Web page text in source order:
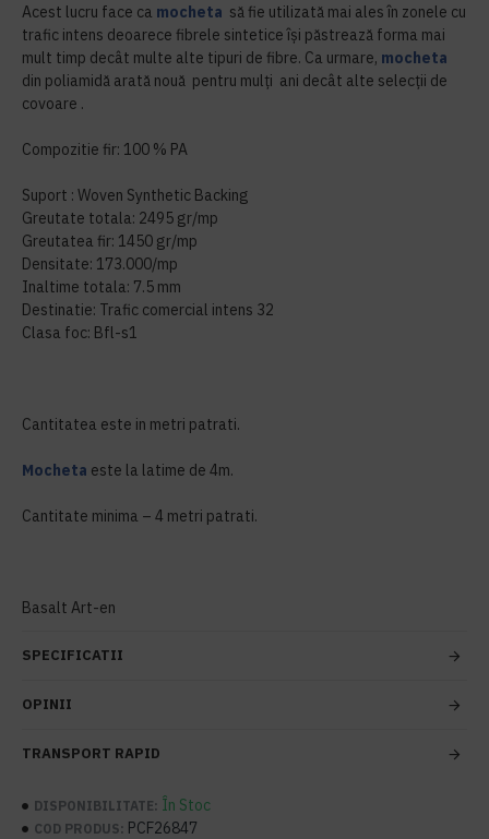
Acest lucru face ca mocheta să fie utilizată mai ales în zonele cu
trafic intens deoarece fibrele sintetice își păstrează forma mai
mult timp decât multe alte tipuri de fibre. Ca urmare, mocheta
din poliamidă arată nouă pentru mulți ani decât alte selecții de
covoare .
Compozitie fir: 100 % PA
Suport : Woven Synthetic Backing
Greutate totala: 2495 gr/mp
Greutatea fir: 1450 gr/mp
Densitate: 173.000/mp
Inaltime totala: 7.5 mm
Destinatie: Trafic comercial intens 32
Clasa foc: Bfl-s1
Cantitatea este in metri patrati.
Mocheta este la latime de 4m.
Cantitate minima – 4 metri patrati.
Basalt Art-en
SPECIFICATII
OPINII
TRANSPORT RAPID
DISPONIBILITATE: În Stoc
COD PRODUS: PCF26847